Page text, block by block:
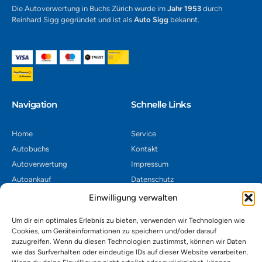
Einwilligung verwalten
Um dir ein optimales Erlebnis zu bieten, verwenden wir Technologien wie
Cookies, um Geräteinformationen zu speichern und/oder darauf
zuzugreifen. Wenn du diesen Technologien zustimmst, können wir Daten
wie das Surfverhalten oder eindeutige IDs auf dieser Website verarbeiten.
Die Autoverwertung in Buchs Zürich wurde im Jahr 1953durch
Reinhard Sigg gegründet und ist als Auto Sigg bekannt.
Navigation​
Home
Autobuchs
Autoverwertung
Autoankauf
Schnelle Links
Service
Kontakt
Impressum
Datenschutz
AGB
Kontakt
Autoverwertung Khatib GmbH, Riedackerweg 14, 8107 Buchs,
Schweiz